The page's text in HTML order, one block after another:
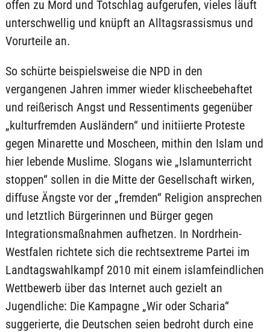
offen zu Mord und Totschlag aufgerufen, vieles läuft
unterschwellig und knüpft an Alltagsrassismus und
Vorurteile an.
So schürte beispielsweise die NPD in den
vergangenen Jahren immer wieder klischeebehaftet
und reißerisch Angst und Ressentiments gegenüber
„kulturfremden Ausländern“ und initiierte Proteste
gegen Minarette und Moscheen, mithin den Islam und
hier lebende Muslime. Slogans wie „Islamunterricht
stoppen“ sollen in die Mitte der Gesellschaft wirken,
diffuse Ängste vor der „fremden“ Religion ansprechen
und letztlich Bürgerinnen und Bürger gegen
Integrationsmaßnahmen aufhetzen. In Nordrhein-
Westfalen richtete sich die rechtsextreme Partei im
Landtagswahlkampf 2010 mit einem islamfeindlichen
Wettbewerb über das Internet auch gezielt an
Jugendliche: Die Kampagne „Wir oder Scharia“
suggerierte, die Deutschen seien bedroht durch eine